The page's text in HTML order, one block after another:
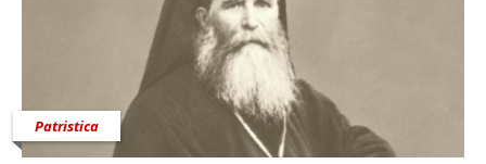
Patristica